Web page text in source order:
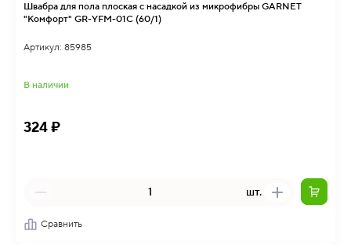
Швабра для пола плоская с насадкой из микрофибры GARNET
"Комфорт" GR-YFM-01C (60/1)
Артикул: 85985
В наличии
324 ₽
шт.
Сравнить